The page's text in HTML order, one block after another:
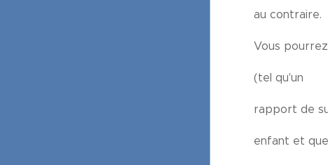
au contraire.
Vous
(tel qu'un
rapport de
enfant et